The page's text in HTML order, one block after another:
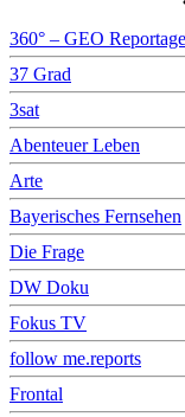
360° – GEO Reportage
37 Grad
3sat
Abenteuer Leben
Arte
Bayerisches Fernsehen
Die Frage
DW Doku
Fokus TV
follow me.reports
Frontal